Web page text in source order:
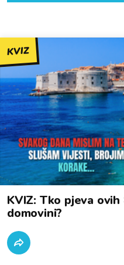
KVIZ
KVIZ: Tko pjeva
domovini?